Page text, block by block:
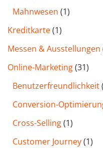
Mahnwesen (1)
Kreditkarte(1)
Messen & Ausstellungen
Online-Marketing(31)
Benutzer­freund­lichkeit
Conversion-
Cross-Selling(1)
Customer Journey(1)